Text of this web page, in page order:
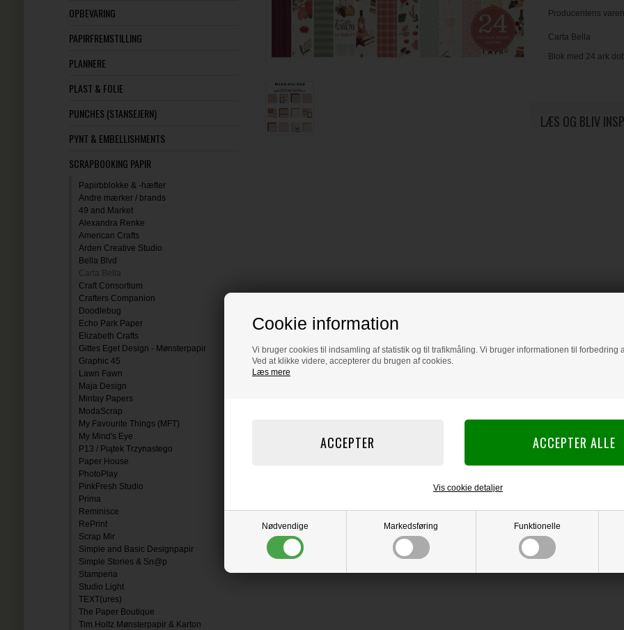
Cookie information
Vi bruger cookies til indsamling af statistik og til trafikmåling. Vi bruger informationen til forbedring
Ved at klikke videre, accepterer du brugen af cookies.
Læs mere
Nødvendige Markedsføring Funktionelle
Vis cookie detaljer
OPBEVARING
PAPIRFREMSTILLING
PLANNERE
PLAST & FOLIE
PUNCHES (STANSEJERN)
PYNT & EMBELLISHMENTS
SCRAPBOOKING PAPIR
Papirbblokke & -hæfter
Andre mærker / brands
49 and Market
Alexandra Renke
American Crafts
Arden Creative Studio
Bella Blvd
Carta Bella
Craft Consortium
Crafters Companion
Doodlebug
Echo Park Paper
Elizabeth Crafts
Gittes Eget Design - Mønsterpapir
Graphic 45
Lawn Fawn
Maja Design
Mintay Papers
ModaScrap
My Favourite Things (MFT)
My Mind's Eye
P13 / Piątek Trzynastego
Paper House
PhotoPlay
PinkFresh Studio
Prima
Reminisce
RePrint
Scrap Mir
Simple and Basic Designpapir
Simple Stories & Sn@p
Stamperia
Studio Light
TEXT(ures)
The Paper Boutique
Tim Holtz Mønsterpapir & Karton
Producentens
Carta Bella
Blok med 24 ark
LÆS OG BLIV